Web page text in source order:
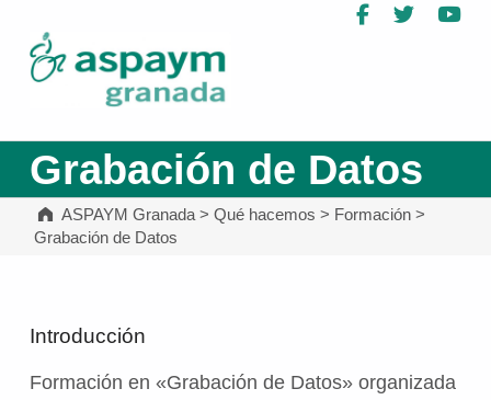
Facebook
Twitter
Grabación de Datos
ASPAYM Granada>Qué hacemos > Formación >
Grabación de Datos
Introducción
Formación en «Grabación de Datos» organizada